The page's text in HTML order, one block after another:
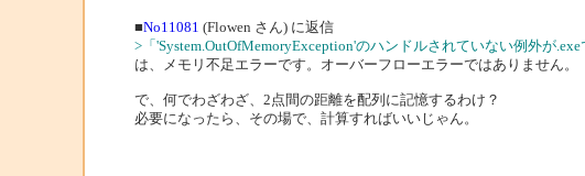
■No11081 (Flowen さん) に返信
>「'System.OutOfMemoryException'のハンドルされていない例外が.exe
は、メモリ不足エラーです。オーバーフローエラーではありません。
で、何でわざわざ、2点間の距離を配列に記憶するわけ？
必要になったら、その場で、計算すればいいじゃん。